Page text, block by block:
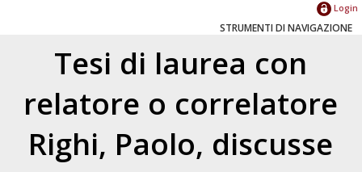
Login
STRUMENTI DI NAVIGAZIONE
Tesi di laurea con
relatore o correlatore
Righi, Paolo, discusse